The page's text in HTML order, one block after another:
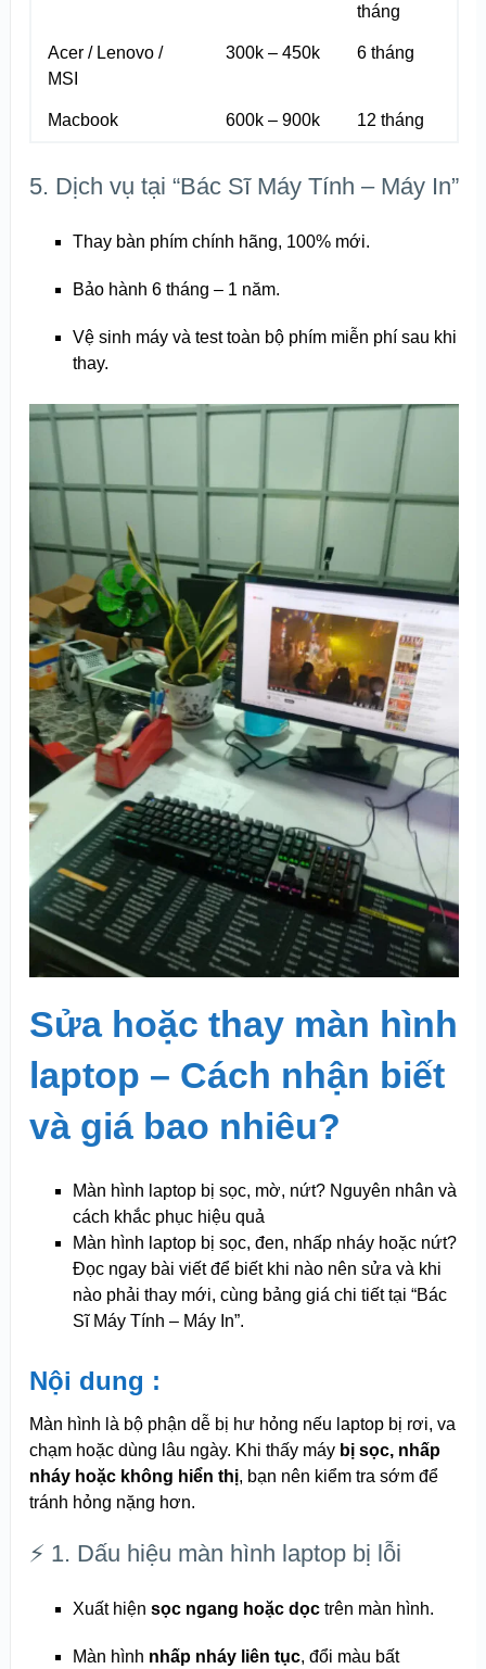
tháng
Acer / Lenovo /
MSI
300k – 450k 6 tháng
Macbook 600k – 900k 12 tháng
5. Dịch vụ tại “Bác Sĩ Máy Tính – Máy In”
Thay bàn phím chính hãng, 100% mới.
Bảo hành 6 tháng – 1 năm.
Vệ sinh máy và test toàn bộ phím miễn phí sau khi
thay.
Sửa hoặc thay màn hình
laptop – Cách nhận biết
và giá bao nhiêu?
Màn hình laptop bị sọc, mờ, nứt? Nguyên nhân và
cách khắc phục hiệu quả
Màn hình laptop bị sọc, đen, nhấp nháy hoặc nứt?
Đọc ngay bài viết để biết khi nào nên sửa và khi
nào phải thay mới, cùng bảng giá chi tiết tại “Bác
Sĩ Máy Tính – Máy In”.
Nội dung :
Màn hình là bộ phận dễ bị hư hỏng nếu laptop bị rơi, va
chạm hoặc dùng lâu ngày. Khi thấy máy bị sọc, nhấp
nháy hoặc không hiển thị, bạn nên kiểm tra sớm để
tránh hỏng nặng hơn.
⚡ 1. Dấu hiệu màn hình laptop bị lỗi
Xuất hiện sọc ngang hoặc dọctrên màn hình.
Màn hình nhấp nháy liên tục, đổi màu bất